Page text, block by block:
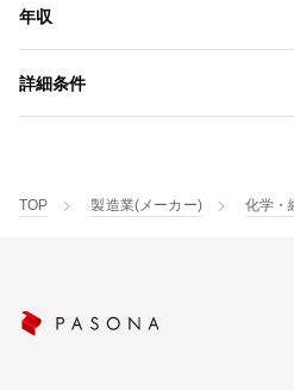
年収
詳細条件
TOP 製造業(メーカー) 化学・